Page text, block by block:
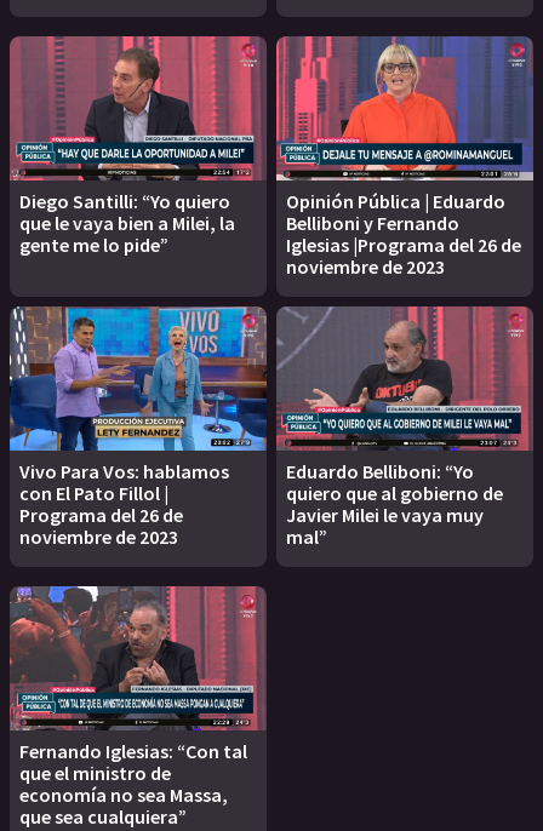
Diego Santilli: “Yo quiero
que le vaya bien a Milei, la
gente me lo pide”
Opinión Pública | Eduardo
Belliboni y Fernando
Iglesias |Programa del 26 de
noviembre de 2023
Vivo Para Vos: hablamos
con El Pato Fillol |
Programa del 26 de
noviembre de 2023
Eduardo Belliboni: “Yo
quiero que al gobierno de
Javier Milei le vaya muy
mal”
Fernando Iglesias: “Con tal
que el ministro de
economía no sea Massa,
que sea cualquiera”